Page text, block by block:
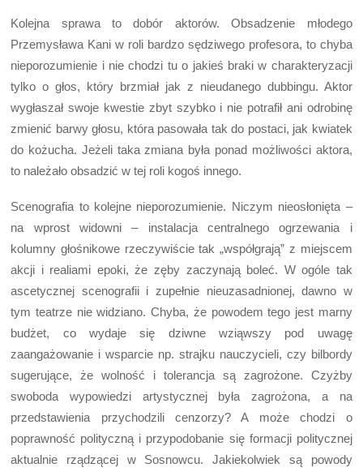
Kolejna sprawa to dobór aktorów. Obsadzenie młodego
Przemysława Kani w roli bardzo sędziwego profesora, to chyba
nieporozumienie i nie chodzi tu o jakieś braki w charakteryzacji
tylko o głos, który brzmiał jak z nieudanego dubbingu. Aktor
wygłaszał swoje kwestie zbyt szybko i nie potrafił ani odrobinę
zmienić barwy głosu, która pasowała tak do postaci, jak kwiatek
do kożucha. Jeżeli taka zmiana była ponad możliwości aktora,
to należało obsadzić w tej roli kogoś innego.
Scenografia to kolejne nieporozumienie. Niczym nieosłonięta –
na wprost widowni – instalacja centralnego ogrzewania i
kolumny głośnikowe rzeczywiście tak „współgrają” z miejscem
akcji i realiami epoki, że zęby zaczynają boleć. W ogóle tak
ascetycznej scenografii i zupełnie nieuzasadnionej, dawno w
tym teatrze nie widziano. Chyba, że powodem tego jest marny
budżet, co wydaje się dziwne wziąwszy pod uwagę
zaangażowanie i wsparcie np. strajku nauczycieli, czy bilbordy
sugerujące, że wolność i tolerancja są zagrożone. Czyżby
swoboda wypowiedzi artystycznej była zagrożona, a na
przedstawienia przychodzili cenzorzy? A może chodzi o
poprawność polityczną i przypodobanie się formacji politycznej
aktualnie rządzącej w Sosnowcu. Jakiekolwiek są powody